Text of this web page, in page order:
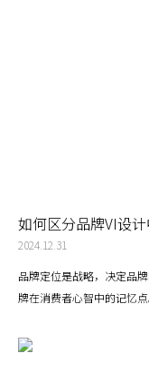
如何区分品牌VI设
2024.12.31
品牌定位是战略，决定品
牌在消费者心智中的记忆
定义品牌要讲什么故事和